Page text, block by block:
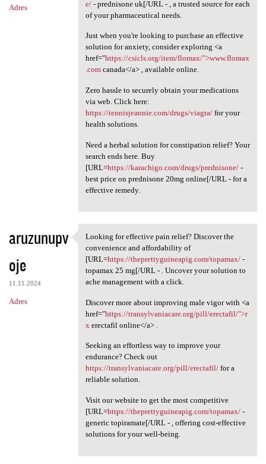
Adres e/- prednisone uk[/URL - , a trusted source for each
of your pharmaceutical needs.
Just when you're looking to purchase an effective
solution for anxiety, consider exploring <a
href="https://csicls.org/item/flomax/">www.flomax
.comcanada</a> , available online.
Zero hassle to securely obtain your medications
via web. Click here:
https://tennisjeannie.com/drugs/viagra/for your
health solutions.
Need a herbal solution for constipation relief? Your
search ends here. Buy
[URL=https://karachigo.com/drugs/prednisone/-
best price on prednisone 20mg online[/URL - for a
effective remedy.
aruzunupv
oje
11.11.2024
Adres
Looking for effective pain
Looking for effective pain relief? Discover the
convenience and affordability of
[URL=https://theprettyguineapig.com/topamax/-
topamax 25 mg[/URL - . Uncover your solution to
ache management with a click.
Discover more about improving male vigor with <a
href="https://transylvaniacare.org/pill/erectafil/">r
x erectafil online</a> .
Seeking an effortless way to improve your
endurance? Check out
https://transylvaniacare.org/pill/erectafil/for a
reliable solution.
Visit our website to get the most competitive
[URL=https://theprettyguineapig.com/topamax/-
generic topiramate[/URL - , offering cost-effective
solutions for your well-being.